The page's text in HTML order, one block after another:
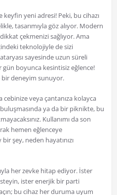
keyfin yeni adresi! Peki, bu cihazı
tasarımıyla göz alıyor. Modern
çekmenizi sağlıyor. Ama
teknolojiyle de sizi
sayesinde uzun süreli
boyunca kesintisiz eğlence!
bir deneyim sunuyor.
cebinize veya çantanıza kolayca
buluşmasında ya da bir piknikte, bu
Kullanımı da son
hemen eğlenceye
şey, neden hayatınızı
her zevke hitap ediyor. İster
ister enerjik bir parti
bu cihaz her duruma uyum